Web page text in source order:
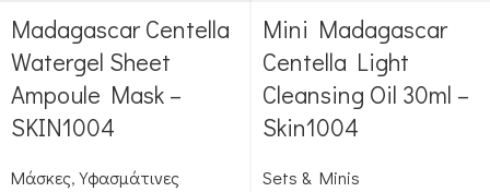
Αγόρασε & κέρδισε 29
Glow Points!
Madagascar Centella
Watergel Sheet
Ampoule Mask –
SKIN1004
Μάσκες, Υφασμάτινες
Αγόρασε & κέρδισε 83
Glow Points!
Mini Madagascar
Centella Light
Cleansing Oil 30ml –
Skin1004
Sets & Minis